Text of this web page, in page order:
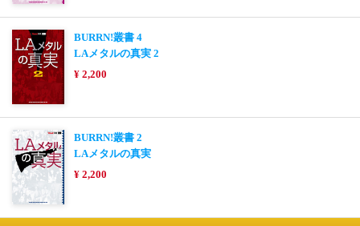
BURRN!叢書 4
LAメタルの真実 2
¥ 2,200
BURRN!叢書 2
LAメタルの真実
¥ 2,200